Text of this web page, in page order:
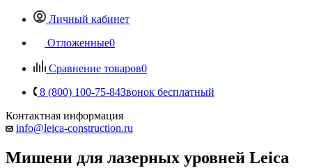
Личный кабинет
Отложенные0
Сравнение товаров0
8 (800) 100-75-84Звонок бесплатный
Контактная информация
info@leica-construction.ru
Мишени для лазерных уровней Leica